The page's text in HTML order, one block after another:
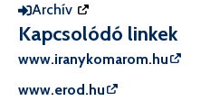
Archív
Kapcsolódó linkek
www.iranykomarom.hu
www.erod.hu